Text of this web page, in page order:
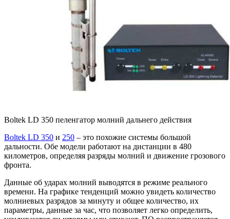
Boltek LD 350 пеленгатор молний дальнего действия
Boltek LD 350 и 250 – это похожие системы большой
дальности. Обе модели работают на дистанции в 480
километров, определяя разряды молний и движение грозового
фронта.
Данные об ударах молний выводятся в режиме реального
времени. На графике тенденций можно увидеть количество
молниевых разрядов за минуту и общее количество, их
параметры, данные за час, что позволяет легко определить,